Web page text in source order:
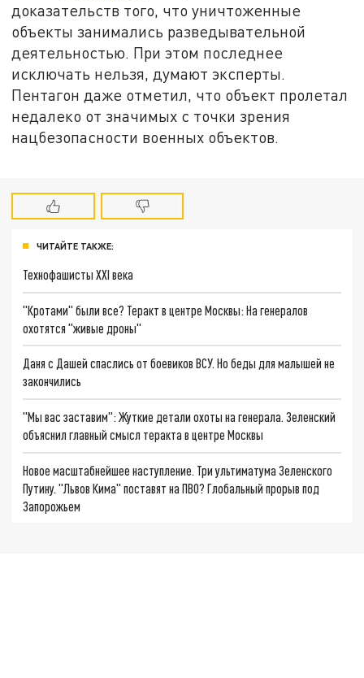
доказательств того, что уничтоженные
объекты занимались разведывательной
деятельностью. При этом последнее
исключать нельзя, думают эксперты.
Пентагон даже отметил, что объект пролетал
недалеко от значимых с точки зрения
нацбезопасности военных объектов.
ЧИТАЙТЕ ТАКЖЕ:
Технофашисты XXI века
"Кротами" были все? Теракт в центре Москвы: На генералов
охотятся "живые дроны"
Даня с Дашей спаслись от боевиков ВСУ. Но беды для малышей не
закончились
"Мы вас заставим": Жуткие детали охоты на генерала. Зеленский
объяснил главный смысл теракта в центре Москвы
Новое масштабнейшее наступление. Три ультиматума Зеленского
Путину. "Львов Кима" поставят на ПВО? Глобальный прорыв под
Запорожьем